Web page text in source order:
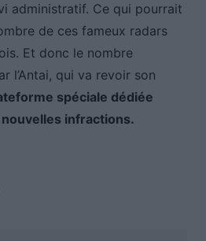
administratif. Ce qui pourrait
de ces fameux radars
Et donc le nombre
l’Antai, qui va revoir son
spéciale dédiée
infractions.